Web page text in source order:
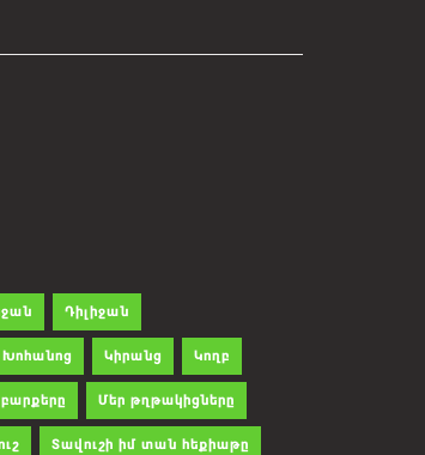
Դիլիջան
Խոհանոց Կիրանց Կողբ
Մեր թղթակիցները
Տավուշի իմ տան հեքիաթը